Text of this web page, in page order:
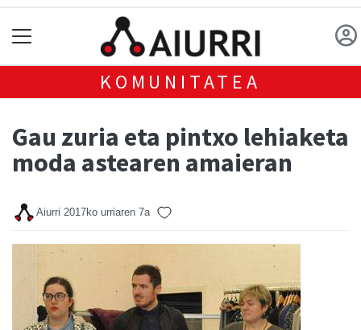
KOMUNITATEA
Gau zuria eta pintxo lehiaketa
moda astearen amaieran
Aiurri 2017ko urriaren 7a